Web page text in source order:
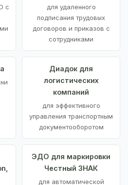
с
для удаленного
подписания трудовых
договоров и приказов с
сотрудниками
Диадок для
логистических
компаний
для эффективного
управления транспортным
документооборотом
ЭДО для маркировки
Честный ЗНАК
для автоматической